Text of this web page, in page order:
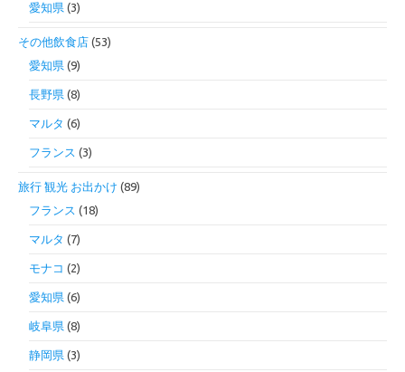
愛知県 (3)
その他飲食店 (53)
愛知県 (9)
長野県 (8)
マルタ (6)
フランス (3)
旅行 観光 お出かけ (89)
フランス (18)
マルタ (7)
モナコ (2)
愛知県 (6)
岐阜県 (8)
静岡県 (3)